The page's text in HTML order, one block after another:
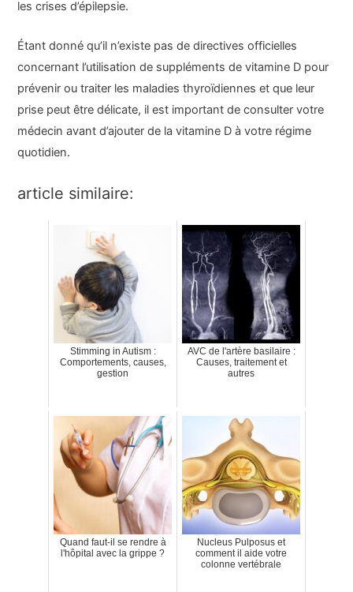
les crises d’épilepsie.
Étant donné qu’il n’existe pas de directives officielles
concernant l’utilisation de suppléments de vitamine D pour
prévenir ou traiter les maladies thyroïdiennes et que leur
prise peut être délicate, il est important de consulter votre
médecin avant d’ajouter de la vitamine D à votre régime
quotidien.
article similaire:
Stimming in Autism :
Comportements, causes,
gestion
AVC de l'artère basilaire :
Causes, traitement et
autres
Quand faut-il se rendre à
l'hôpital avec la grippe ?
Nucleus Pulposus et
comment il aide votre
colonne vertébrale